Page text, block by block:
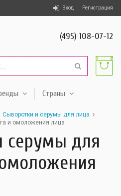
Вход Регистрация
(495) 108-07-12
Страны
Сыворотки и серумы для лица
и омоложения лица
серумы для